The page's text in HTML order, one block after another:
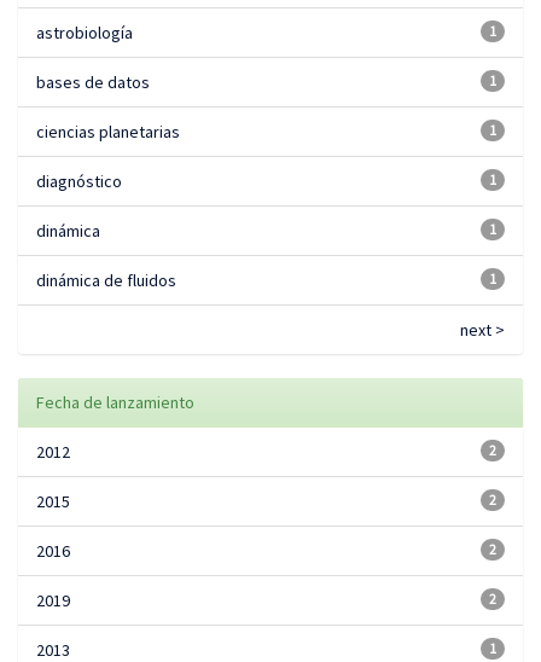
1
astrobiología
1
bases de datos
1
ciencias planetarias
1
diagnóstico
1
dinámica
1
dinámica de fluidos
next >
Fecha de lanzamiento
2
2012
2
2015
2
2016
2
2019
1
2013